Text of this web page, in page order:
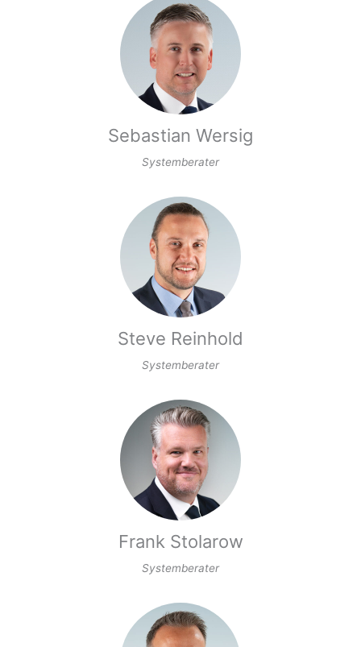
Sebastian Wersig
Systemberater
Steve Reinhold
Systemberater
Frank Stolarow
Systemberater